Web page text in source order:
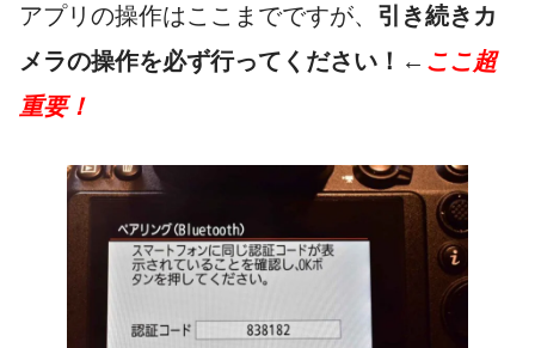
アプリの操作はここまでですが、 引き続きカ
メラの操作を必ず行ってください！ ← ここ超
重要！